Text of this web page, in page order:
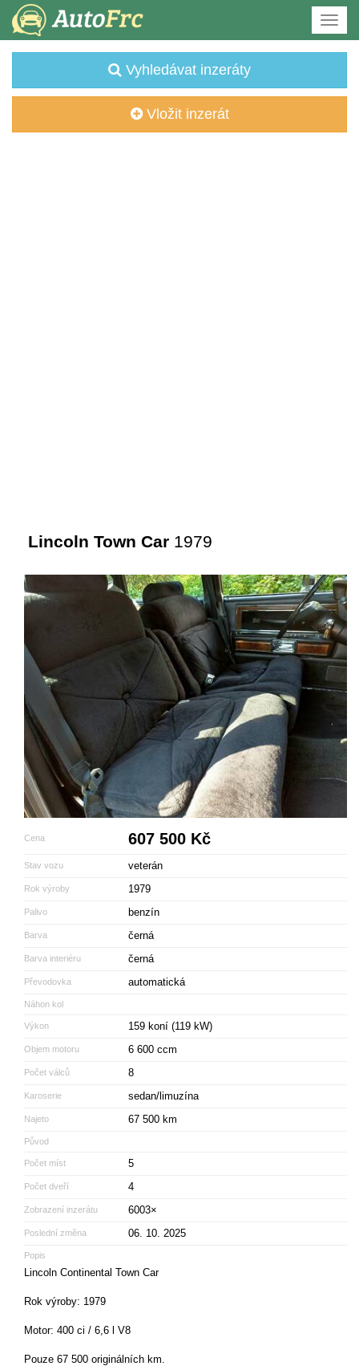
Vyhledávat inzeráty
Vložit inzerát
Lincoln Town Car 1979
Cena 607 500 Kč
Stav vozu veterán
Rok výroby 1979
Palivo benzín
Barva černá
Barva interiéru černá
Převodovka automatická
Náhon kol
Výkon 159 koní (119 kW)
Objem motoru 6 600 ccm
Počet válců 8
Karoserie sedan/limuzína
Najeto 67 500 km
Původ
Počet míst 5
Počet dveří 4
Zobrazení inzerátu 6003×
Poslední změna 06. 10. 2025
Popis
Lincoln Continental Town Car
Rok výroby: 1979
Motor: 400 ci / 6,6 l V8
Pouze 67 500 originálních km.